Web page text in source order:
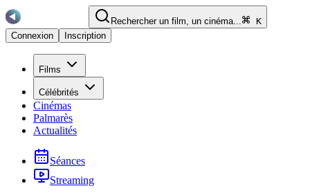
Rechercher un film, un cinéma...
K
Connexion
Inscription
Films
Célébrités
Cinémas
Palmarès
Actualités
Séances
Streaming